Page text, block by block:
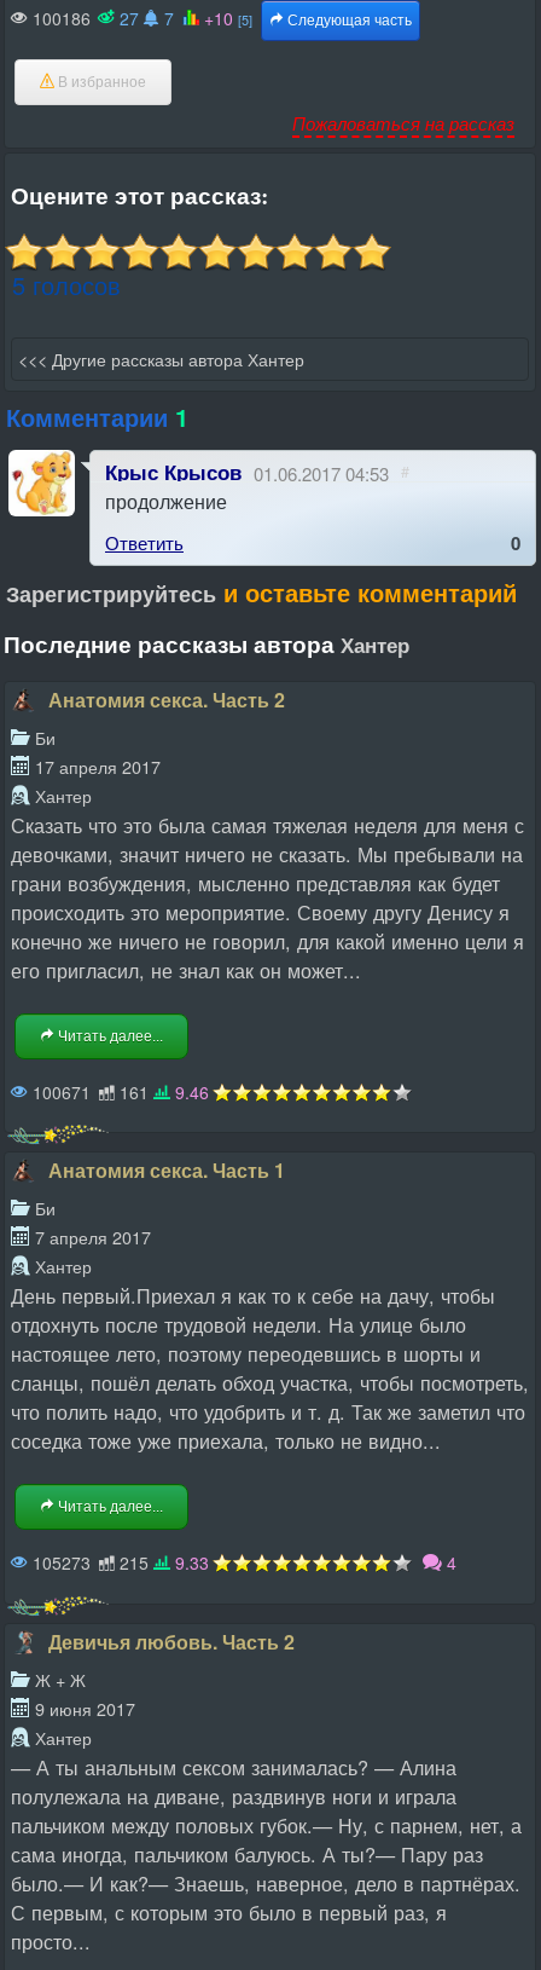
100186 27 7 +10 [5] Следующая часть
В избранное
Пожаловаться на рассказ
Оцените этот рассказ:
5 голосов
<<< Другие рассказы автора Хантер
Комментарии 1
Крыс Крысов 01.06.2017 04:53 #
продолжение
Ответить 0
Зарегистрируйтесь и оставьте комментарий
Последние рассказы автора Хантер
Анатомия секса. Часть 2
Би
17 апреля 2017
Хантер
Сказать что это была самая тяжелая неделя для меня с
девочками, значит ничего не сказать. Мы пребывали на
грани возбуждения, мысленно представляя как будет
происходить это мероприятие. Своему другу Денису я
конечно же ничего не говорил, для какой именно цели я
его пригласил, не знал как он может...
Читать далее...
100671 161 9.46
Анатомия секса. Часть 1
Би
7 апреля 2017
Хантер
День первый.Приехал я как то к себе на дачу, чтобы
отдохнуть после трудовой недели. На улице было
настоящее лето, поэтому переодевшись в шорты и
сланцы, пошёл делать обход участка, чтобы посмотреть,
что полить надо, что удобрить и т. д. Так же заметил что
соседка тоже уже приехала, только не видно...
Читать далее...
105273 215 9.33 4
Девичья любовь. Часть 2
Ж + Ж
9 июня 2017
Хантер
— А ты анальным сексом занималась? — Алина
полулежала на диване, раздвинув ноги и играла
пальчиком между половых губок.— Ну, с парнем, нет, а
сама иногда, пальчиком балуюсь. А ты?— Пару раз
было.— И как?— Знаешь, наверное, дело в партнёрах.
С первым, с которым это было в первый раз, я
просто...